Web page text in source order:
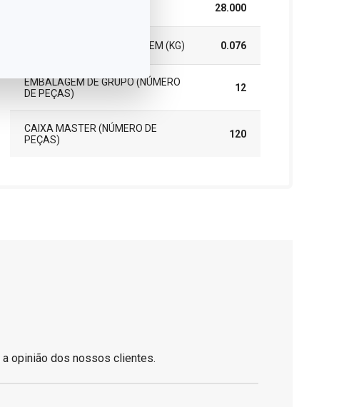
28.000
PESO INCLUINDO EMBALAGEM (KG) 0.076
EMBALAGEM DE GRUPO (NÚMERO
DE PEÇAS)
12
CAIXA MASTER (NÚMERO DE
PEÇAS)
120
a opinião dos nossos clientes.